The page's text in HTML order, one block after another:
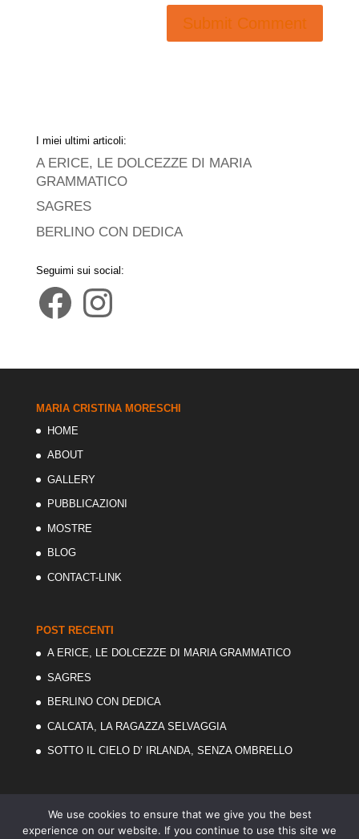
I miei ultimi articoli:
A ERICE, LE DOLCEZZE DI MARIA
GRAMMATICO
SAGRES
BERLINO CON DEDICA
Seguimi sui social:
FacebookInstagram
MARIA CRISTINA MORESCHI
HOME
ABOUT
GALLERY
PUBBLICAZIONI
MOSTRE
BLOG
CONTACT-LINK
POST RECENTI
A ERICE, LE DOLCEZZE DI MARIA GRAMMATICO
SAGRES
BERLINO CON DEDICA
CALCATA, LA RAGAZZA SELVAGGIA
SOTTO IL CIELO D’ IRLANDA, SENZA OMBRELLO
We use cookies to ensure that we give you the best
experience on our website. If you continue to use this site we